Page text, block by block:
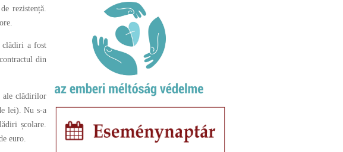
rezistență.
clădiri a fost
din
ale clădirilor
lei). Nu s-a
școlare.
euro.